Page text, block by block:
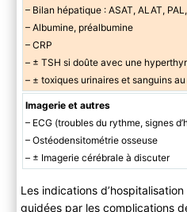
– Bilan hépatique : ASAT, ALAT,
– Albumine, préalbumine
– CRP
– ± TSH si doûte avec une
– ± toxiques urinaires et sanguins
Imagerie et autres
– ECG (troubles du rythme, signes
– Ostéodensitométrie osseuse
– ± Imagerie cérébrale à discuter
Les indications
guidées par les complications